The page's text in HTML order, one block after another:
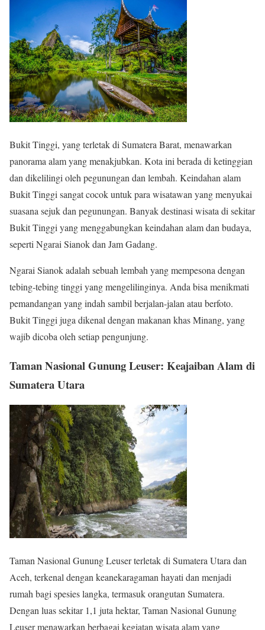
Bukit Tinggi, yang terletak di Sumatera Barat, menawarkan
panorama alam yang menakjubkan. Kota ini berada di ketinggian
dan dikelilingi oleh pegunungan dan lembah. Keindahan alam
Bukit Tinggi sangat cocok untuk para wisatawan yang menyukai
suasana sejuk dan pegunungan. Banyak destinasi wisata di sekitar
Bukit Tinggi yang menggabungkan keindahan alam dan budaya,
seperti Ngarai Sianok dan Jam Gadang.
Ngarai Sianok adalah sebuah lembah yang mempesona dengan
tebing-tebing tinggi yang mengelilinginya. Anda bisa menikmati
pemandangan yang indah sambil berjalan-jalan atau berfoto.
Bukit Tinggi juga dikenal dengan makanan khas Minang, yang
wajib dicoba oleh setiap pengunjung.
Taman Nasional Gunung Leuser: Keajaiban Alam di
Sumatera Utara
Taman Nasional Gunung Leuser terletak di Sumatera Utara dan
Aceh, terkenal dengan keanekaragaman hayati dan menjadi
rumah bagi spesies langka, termasuk orangutan Sumatera.
Dengan luas sekitar 1,1 juta hektar, Taman Nasional Gunung
Leuser menawarkan berbagai kegiatan wisata alam yang